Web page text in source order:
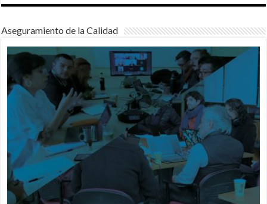
Aseguramiento de la Calidad